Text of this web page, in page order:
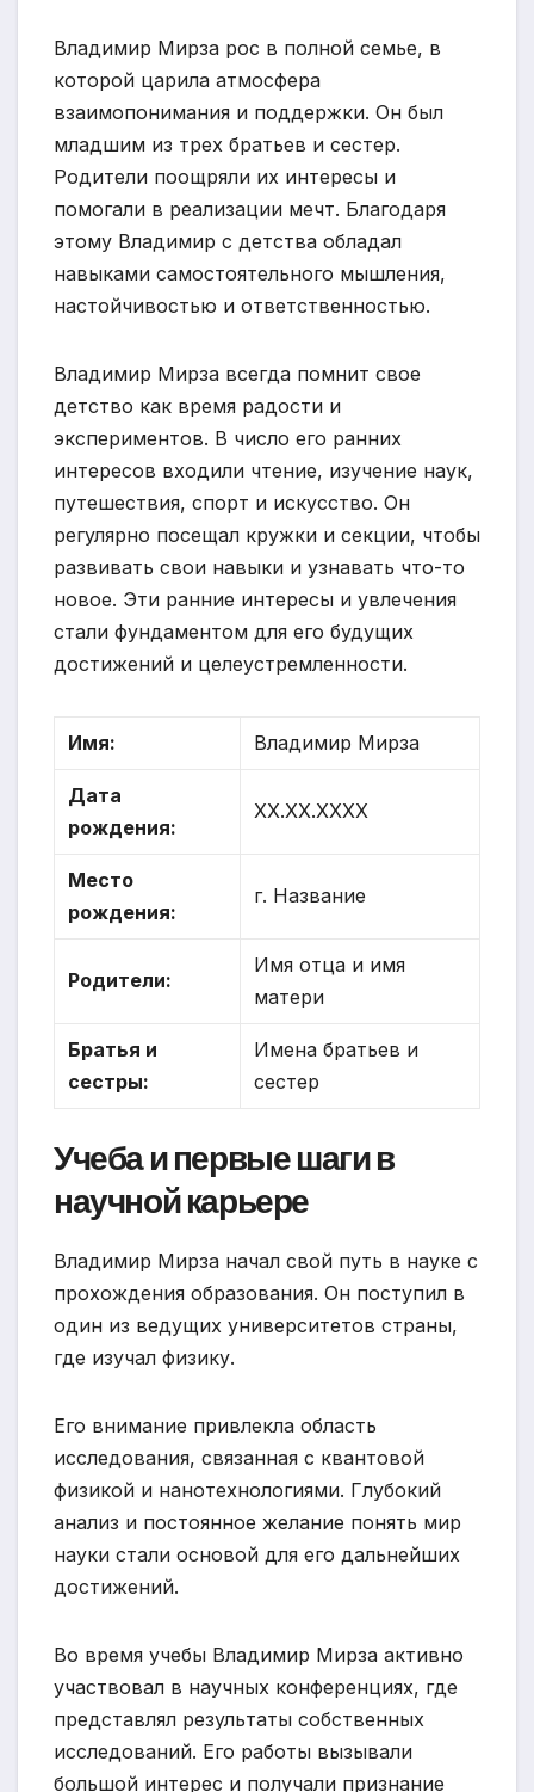
Владимир Мирза рос в полной семье, в
которой царила атмосфера
взаимопонимания и поддержки. Он был
младшим из трех братьев и сестер.
Родители поощряли их интересы и
помогали в реализации мечт. Благодаря
этому Владимир с детства обладал
навыками самостоятельного мышления,
настойчивостью и ответственностью.
Владимир Мирза всегда помнит свое
детство как время радости и
экспериментов. В число его ранних
интересов входили чтение, изучение наук,
путешествия, спорт и искусство. Он
регулярно посещал кружки и секции, чтобы
развивать свои навыки и узнавать что-то
новое. Эти ранние интересы и увлечения
стали фундаментом для его будущих
достижений и целеустремленности.
Имя: Владимир Мирза
Дата
рождения:
XX.XX.XXXX
Место
рождения:
г. Название
Родители:
Имя отца и имя
матери
Братья и
сестры:
Имена братьев и
сестер
Учеба и первые шаги в
научной карьере
Владимир Мирза начал свой путь в науке с
прохождения образования. Он поступил в
один из ведущих университетов страны,
где изучал физику.
Его внимание привлекла область
исследования, связанная с квантовой
физикой и нанотехнологиями. Глубокий
анализ и постоянное желание понять мир
науки стали основой для его дальнейших
достижений.
Во время учебы Владимир Мирза активно
участвовал в научных конференциях, где
представлял результаты собственных
исследований. Его работы вызывали
большой интерес и получали признание